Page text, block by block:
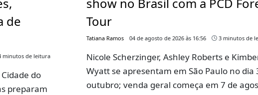
de
minutos de leitura
do
preparam
Tour
Tatiana Ramos 04 de agosto de 2026 às 16:56 3 minutos de
Nicole Scherzinger, Ashley Roberts e
Wyatt se apresentam em São Paulo no dia
outubro; venda geral começa em 7 de